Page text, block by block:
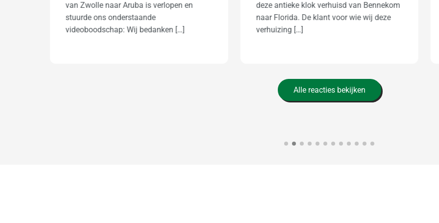
deze antieke klok verhuisd van Bennekom
naar Florida. De klant voor wie wij deze
verhuizing […]
nog bedanken voor de goede zorg van
onze meubels en motor. We hebben […]
Alle reacties bekijken